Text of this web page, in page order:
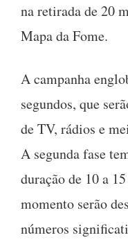
na retirada de 20
Mapa da Fome.
A campanha
segundos, que
de TV, rádios e
A segunda fase
duração de 10 a
momento serão
números